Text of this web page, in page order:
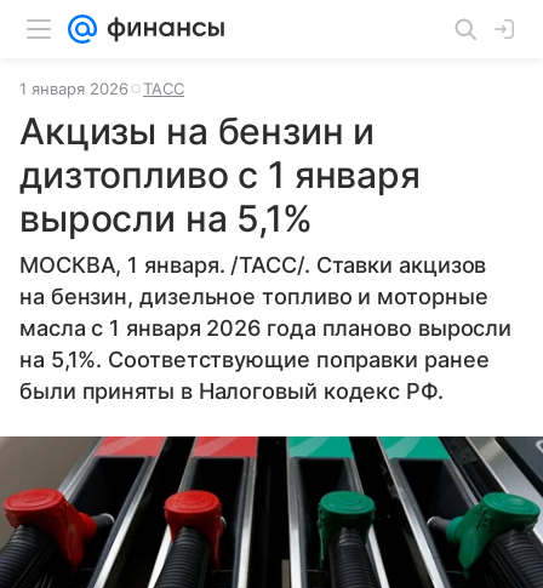
1 января 2026 ТАСС
Акцизы на бензин и
дизтопливо с 1 января
выросли на 5,1%
МОСКВА, 1 января. /ТАСС/. Ставки акцизов
на бензин, дизельное топливо и моторные
масла с 1 января 2026 года планово выросли
на 5,1%. Соответствующие поправки ранее
были приняты в Налоговый кодекс РФ.